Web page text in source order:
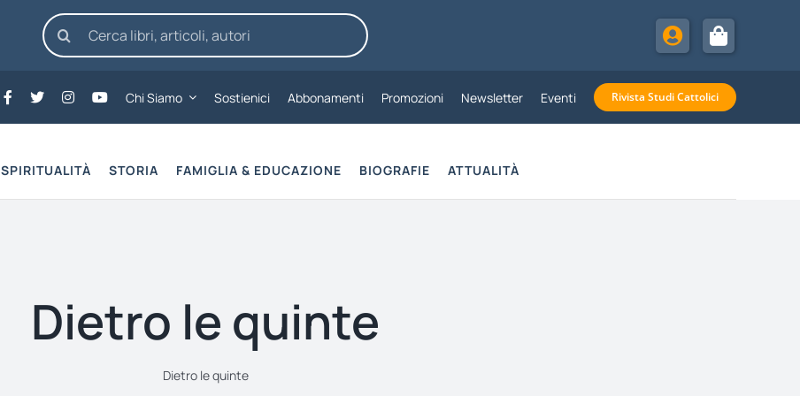
Cerca
per:
Chi Siamo Sostienici Abbonamenti Promozioni Newsletter Eventi Rivista Studi Cattolici
SPIRITUALITÀ STORIA FAMIGLIA & EDUCAZIONE BIOGRAFIE ATTUALITÀ
Dietro le quinte
Dietro le quinte